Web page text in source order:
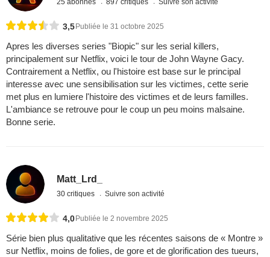
3,5 Publiée le 31 octobre 2025
Apres les diverses series "Biopic" sur les serial killers,
principalement sur Netflix, voici le tour de John Wayne Gacy.
Contrairement a Netflix, ou l'histoire est base sur le principal
interesse avec une sensibilisation sur les victimes, cette serie
met plus en lumiere l'histoire des victimes et de leurs familles.
L'ambiance se retrouve pour le coup un peu moins malsaine.
Bonne serie.
Matt_Lrd_
30 critiques Suivre son activité
4,0 Publiée le 2 novembre 2025
Série bien plus qualitative que les récentes saisons de « Montre »
sur Netflix, moins de folies, de gore et de glorification des tueurs,